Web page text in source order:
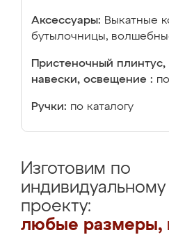
Аксессуары: Выкатные
бутылочницы,
Пристеночный
навески, освещение :
Ручки: по каталогу
Изготовим по
индивидуальному
проекту:
любые размеры,